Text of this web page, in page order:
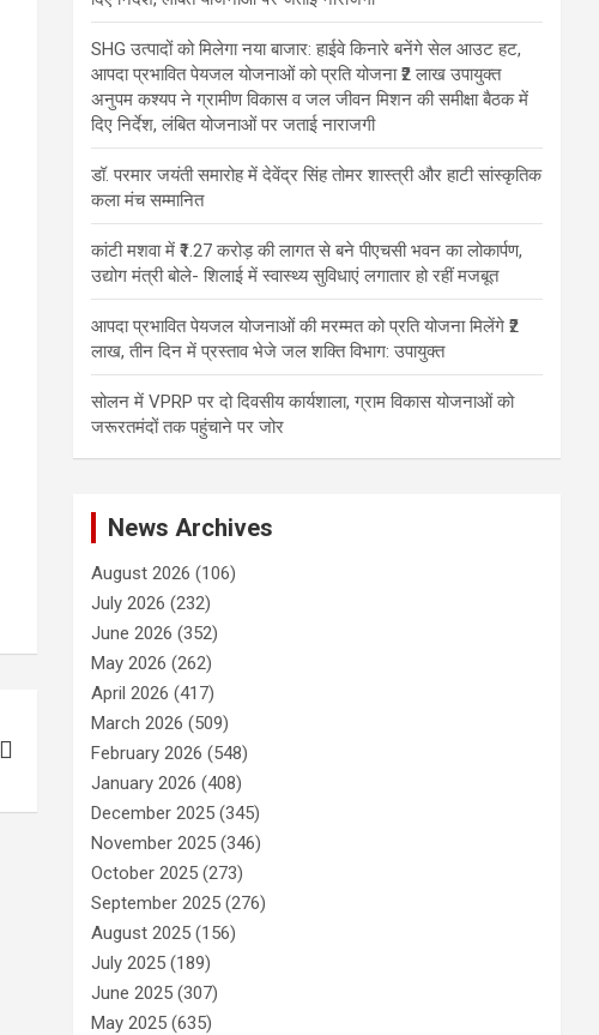
SHG उत्पादों को मिलेगा नया बाजार: हाईवे किनारे बनेंगे सेल आउट हट,
आपदा प्रभावित पेयजल योजनाओं को प्रति योजना ₹2 लाख उपायुक्त
अनुपम कश्यप ने ग्रामीण विकास व जल जीवन मिशन की समीक्षा बैठक में
दिए निर्देश, लंबित योजनाओं पर जताई नाराजगी
डॉ. परमार जयंती समारोह में देवेंद्र सिंह तोमर शास्त्री और हाटी सांस्कृतिक
कला मंच सम्मानित
कांटी मशवा में ₹1.27 करोड़ की लागत से बने पीएचसी भवन का लोकार्पण,
उद्योग मंत्री बोले- शिलाई में स्वास्थ्य सुविधाएं लगातार हो रहीं मजबूत
आपदा प्रभावित पेयजल योजनाओं की मरम्मत को प्रति योजना मिलेंगे ₹2
लाख, तीन दिन में प्रस्ताव भेजे जल शक्ति विभाग: उपायुक्त
सोलन में VPRP पर दो दिवसीय कार्यशाला, ग्राम विकास योजनाओं को
जरूरतमंदों तक पहुंचाने पर जोर
News Archives
August 2026 (106)
July 2026 (232)
June 2026 (352)
May 2026 (262)
April 2026 (417)
March 2026 (509)
February 2026 (548)
January 2026 (408)
December 2025 (345)
November 2025 (346)
October 2025 (273)
September 2025 (276)
August 2025 (156)
July 2025 (189)
June 2025 (307)
May 2025 (635)